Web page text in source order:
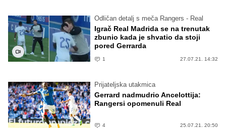
Odličan detalj s meča Rangers - Real
Igrač Real Madrida se na trenutak
zbunio kada je shvatio da stoji
pored Gerrarda
1 27.07.21. 14:32
Prijateljska utakmica
Gerrard nadmudrio Ancelottija:
Rangersi opomenuli Real
4 25.07.21. 20:50